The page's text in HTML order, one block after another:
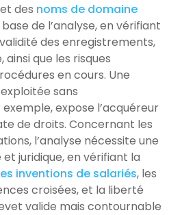
des noms de domaine
de l’analyse, en vérifiant
des enregistrements,
que les risques
en cours. Une
sans
expose l’acquéreur
de droits. Concernant les
l’analyse nécessite une
juridique, en vérifiant la
inventions de salariés, les
croisées, et la liberté
valide mais contournable